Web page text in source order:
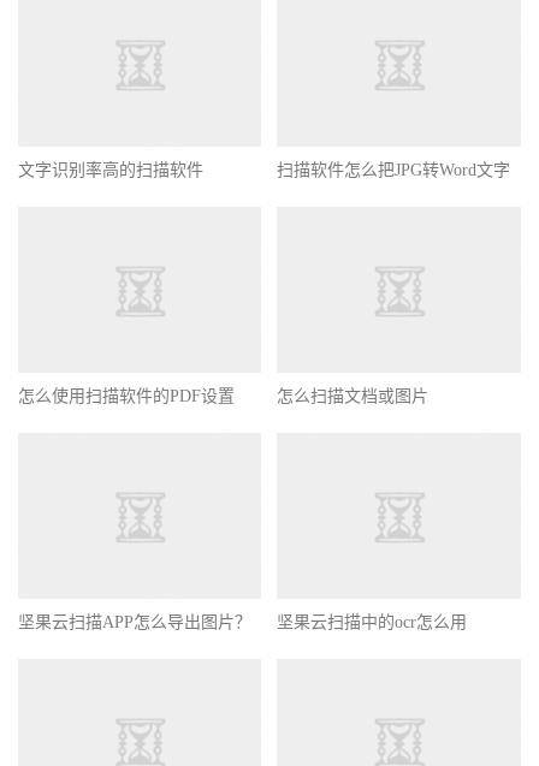
文字识别率高的扫描软件 扫描软件怎么把JPG转Word文字
怎么使用扫描软件的PDF设置 怎么扫描文档或图片
坚果云扫描APP怎么导出图片？ 坚果云扫描中的ocr怎么用